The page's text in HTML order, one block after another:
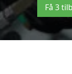
Få 3